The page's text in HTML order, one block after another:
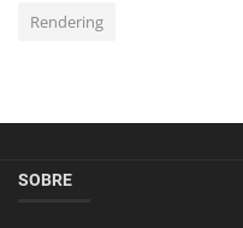
Rendering
SOBRE